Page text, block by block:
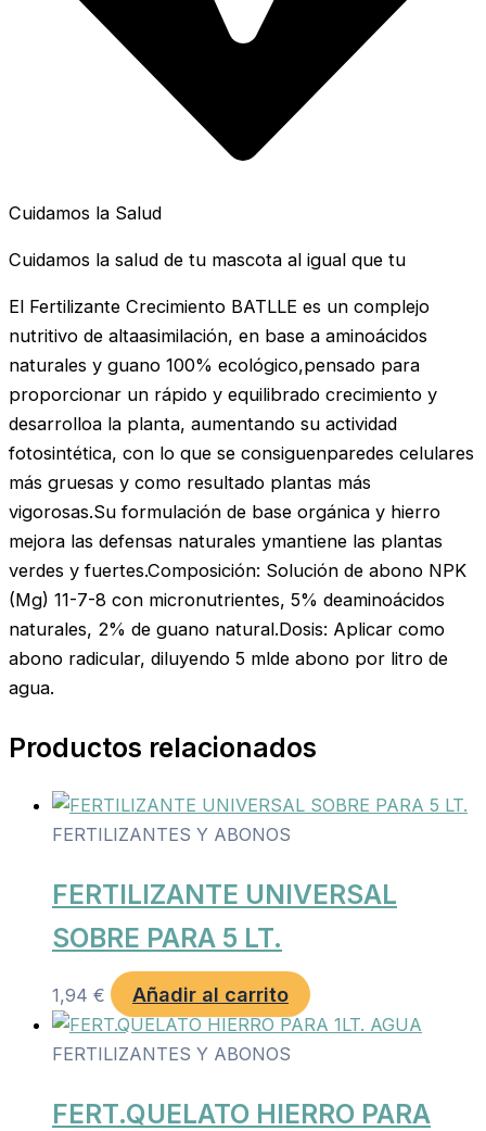
Cuidamos la Salud
Cuidamos la salud de tu mascota al igual que tu
El Fertilizante Crecimiento BATLLE es un complejo
nutritivo de altaasimilación, en base a aminoácidos
naturales y guano 100% ecológico,pensado para
proporcionar un rápido y equilibrado crecimiento y
desarrolloa la planta, aumentando su actividad
fotosintética, con lo que se consiguenparedes celulares
más gruesas y como resultado plantas más
vigorosas.Su formulación de base orgánica y hierro
mejora las defensas naturales ymantiene las plantas
verdes y fuertes.Composición: Solución de abono NPK
(Mg) 11-7-8 con micronutrientes, 5% deaminoácidos
naturales, 2% de guano natural.Dosis: Aplicar como
abono radicular, diluyendo 5 mlde abono por litro de
agua.
Productos relacionados
FERTILIZANTES Y ABONOS
FERTILIZANTE UNIVERSAL
SOBRE PARA 5 LT.
1,94 € Añadir al carrito
FERTILIZANTES Y ABONOS
FERT.QUELATO HIERRO PARA